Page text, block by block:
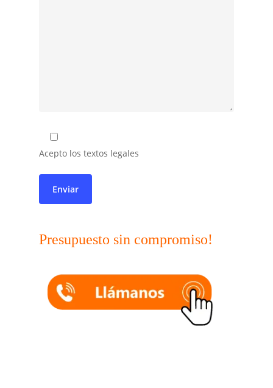
Acepto los textos legales
Presupuesto sin compromiso!